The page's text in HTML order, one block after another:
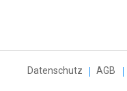
Datenschutz AGB